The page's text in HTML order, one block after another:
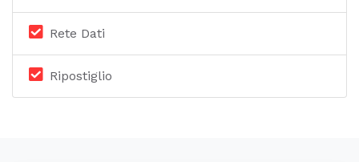
Rete Dati
Ripostiglio